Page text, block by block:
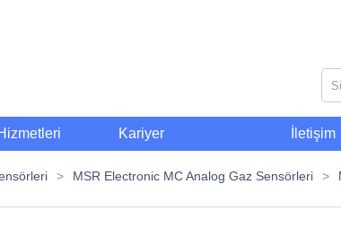
Kariyer İletişim
> MSR Electronic MC Analog Gaz Sensörleri >